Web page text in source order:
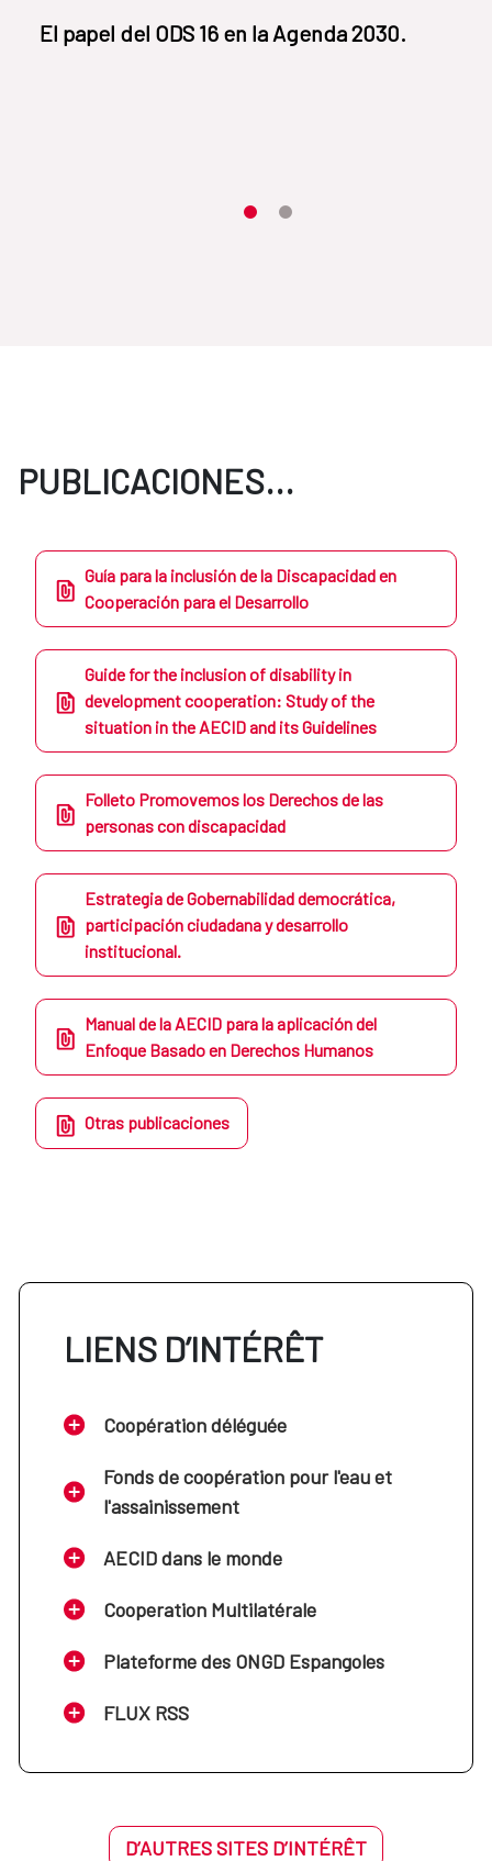
El papel del ODS 16 en la Agenda 2030.
Item 1Item2
PUBLICACIONES...
Guía para la inclusión de la Discapacidad en
Cooperación para el Desarrollo
Guide for the inclusion of disability in
development cooperation: Study of the
situation in the AECID and its Guidelines
Folleto Promovemos los Derechos de las
personas con discapacidad
Estrategia de Gobernabilidad democrática,
participación ciudadana y desarrollo
institucional.
Manual de la AECID para la aplicación del
Enfoque Basado en Derechos Humanos
Otras publicaciones
LIENS D’INTÉRÊT
Coopération déléguée
Fonds de coopération pour l'eau et
l'assainissement
AECID dans le monde
Cooperation Multilatérale
Plateforme des ONGD Espangoles
FLUX RSS
D’AUTRES SITES D’INTÉRÊT